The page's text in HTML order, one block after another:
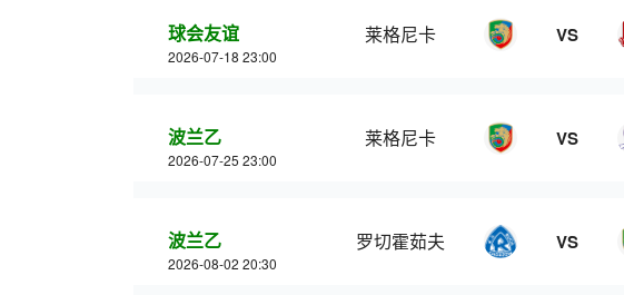
球会友谊
2026-07-18 23:00
莱格尼卡 VS
波兰乙
2026-07-25 23:00
莱格尼卡 VS
波兰乙
2026-08-02 20:30
罗切霍茹夫 VS